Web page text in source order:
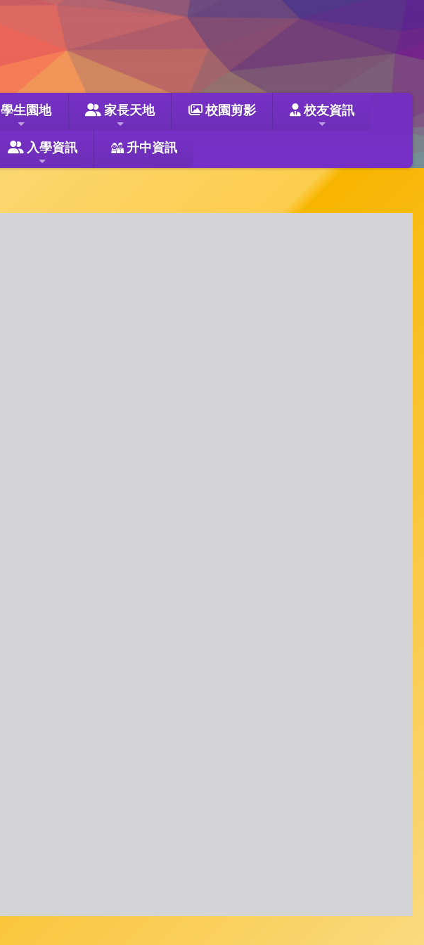
學生園地 家長天地 校園剪影 校友資訊
入學資訊 升中資訊